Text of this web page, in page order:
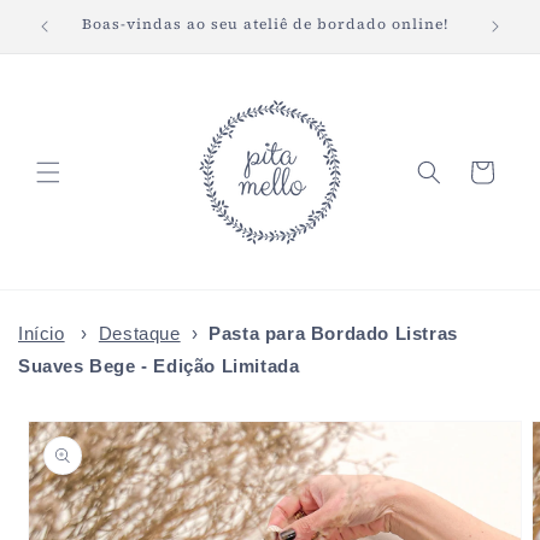
para oBoas-vindas ao seu ateliê de bordado online!
Carrinho
Início › Destaque › Pasta para Bordado Listras
Suaves Bege - Edição Limitada
as
informações
do produto